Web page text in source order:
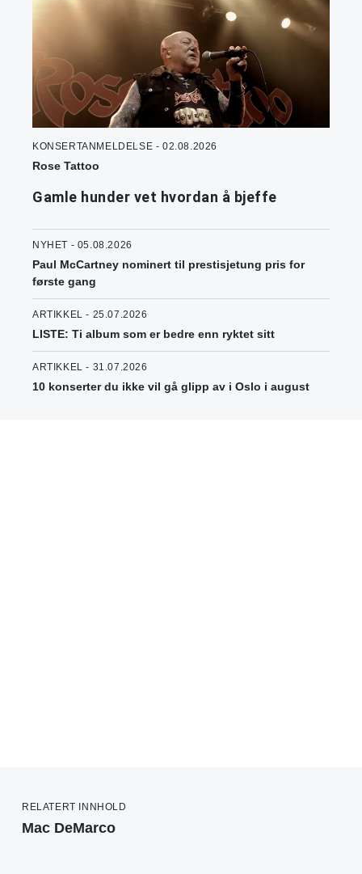
KONSERTANMELDELSE - 02.08.2026
Rose Tattoo
Gamle hunder vet hvordan å bjeffe
NYHET - 05.08.2026
Paul McCartney nominert til prestisjetung pris for
første gang
ARTIKKEL - 25.07.2026
LISTE: Ti album som er bedre enn ryktet sitt
ARTIKKEL - 31.07.2026
10 konserter du ikke vil gå glipp av i Oslo i august
RELATERT INNHOLD
Mac DeMarco